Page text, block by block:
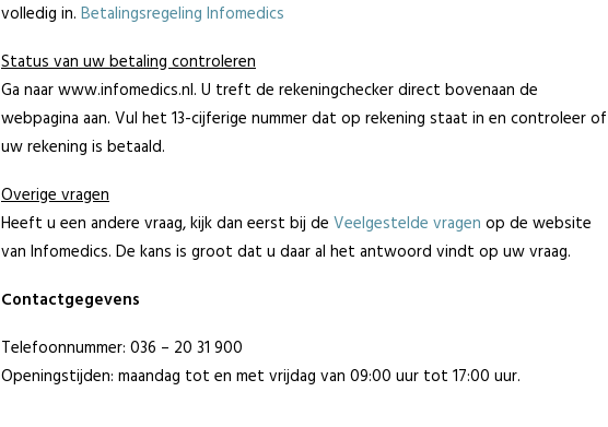
volledig in. Betalingsregeling Infomedics
Status van uw betaling controleren
Ga naar www.infomedics.nl. U treft de rekeningchecker direct bovenaan de
webpagina aan. Vul het 13-cijferige nummer dat op rekening staat in en controleer of
uw rekening is betaald.
Overige vragen
Heeft u een andere vraag, kijk dan eerst bij de Veelgestelde vragen op de website
van Infomedics. De kans is groot dat u daar al het antwoord vindt op uw vraag.
Contactgegevens
Telefoonnummer: 036 – 20 31 900
Openingstijden: maandag tot en met vrijdag van 09:00 uur tot 17:00 uur.